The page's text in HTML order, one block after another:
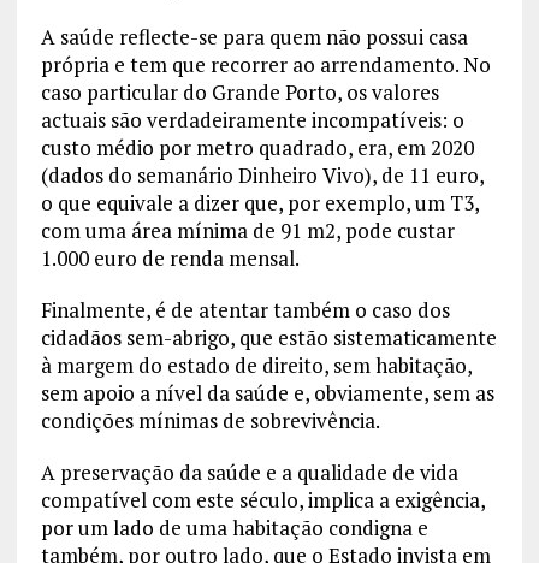
A saúde reflecte-se para quem não possui casa
própria e tem que recorrer ao arrendamento. No
caso particular do Grande Porto, os valores
actuais são verdadeiramente incompatíveis: o
custo médio por metro quadrado, era, em 2020
(dados do semanário Dinheiro Vivo), de 11 euro,
o que equivale a dizer que, por exemplo, um T3,
com uma área mínima de 91 m2, pode custar
1.000 euro de renda mensal.
Finalmente, é de atentar também o caso dos
cidadãos sem-abrigo, que estão sistematicamente
à margem do estado de direito, sem habitação,
sem apoio a nível da saúde e, obviamente, sem as
condições mínimas de sobrevivência.
A preservação da saúde e a qualidade de vida
compatível com este século, implica a exigência,
por um lado de uma habitação condigna e
também, por outro lado, que o Estado invista em